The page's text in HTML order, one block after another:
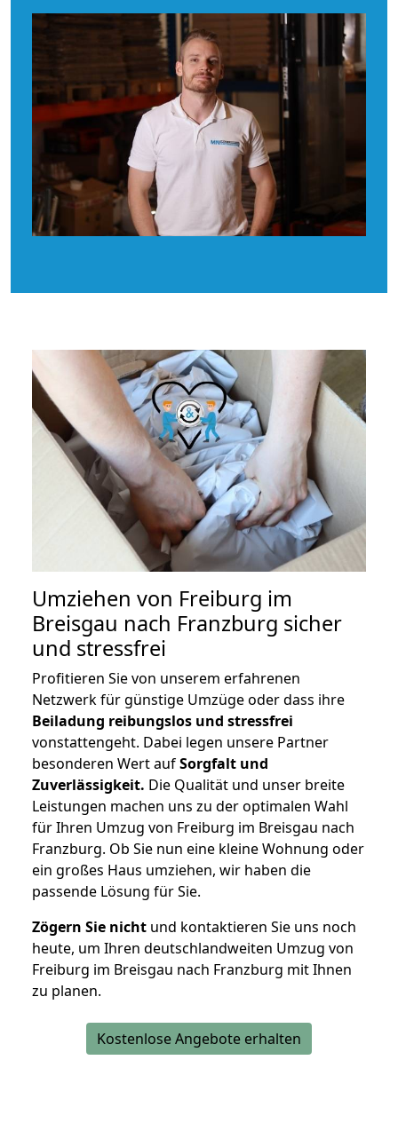
Umziehen von Freiburg im
Breisgau nach Franzburg sicher
und stressfrei
Profitieren Sie von unserem erfahrenen
Netzwerk für günstige Umzüge oder dass ihre
Beiladung reibungslos und stressfrei
vonstattengeht. Dabei legen unsere Partner
besonderen Wert aufSorgfalt und
Zuverlässigkeit. Die Qualität und unser breite
Leistungen machen uns zu der optimalen Wahl
für Ihren Umzug von Freiburg im Breisgau nach
Franzburg. Ob Sie nun eine kleine Wohnung oder
ein großes Haus umziehen, wir haben die
passende Lösung für Sie.
Zögern Sie nicht und kontaktieren Sie uns noch
heute, um Ihren deutschlandweiten Umzug von
Freiburg im Breisgau nach Franzburg mit Ihnen
zu planen.
Kostenlose Angebote erhalten